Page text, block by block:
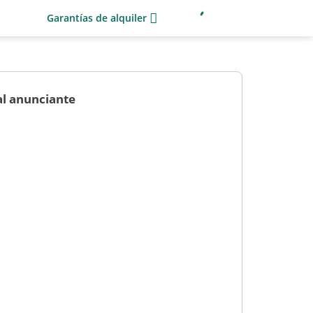
Garantías de alquiler
anunciante